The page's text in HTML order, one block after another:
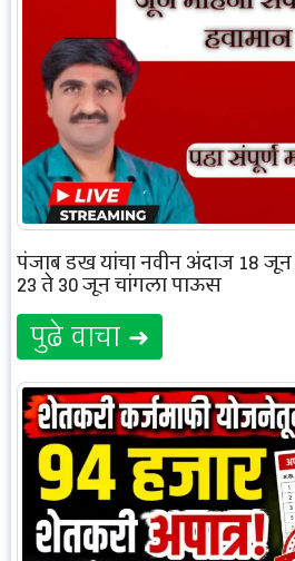
पंजाब डख यांचा नवीन अंदाज 18
23 ते 30 जून चांगला पाऊस
पुढे वाचा ➜